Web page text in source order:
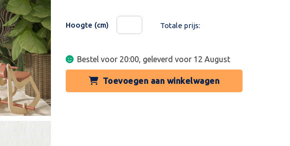
Hoogte (cm) Totale prijs:
Bestel voor 20:00, geleverd voor 12 August
Toevoegen aan winkelwagen